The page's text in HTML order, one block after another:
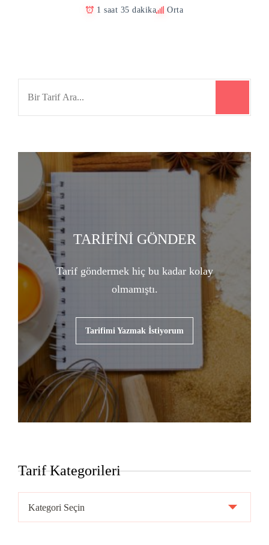
1 saat 35 dakika Orta
TARİFİNİ GÖNDER
Tarif göndermek hiç bu kadar kolay
olmamıştı.
Tarifimi Yazmak İstiyorum
Tarif Kategorileri
Kategorileri